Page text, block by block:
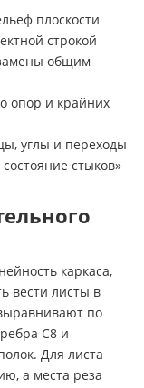
плоскости
строкой
общим
опор и крайних
углы и переходы
стыков»
каркаса,
вести листы в
по
С8 и
Для листа
а места реза